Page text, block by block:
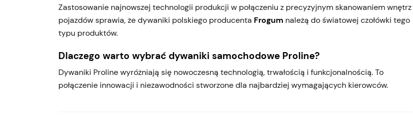
Zastosowanie najnowszej technologii produkcji w połączeniu z precyzyjnym skanowaniem wnętrz
pojazdów sprawia, że dywaniki polskiego producenta Frogum należą do światowej czołówki tego
typu produktów.
Dlaczego warto wybrać dywaniki samochodowe Proline?
Dywaniki Proline wyróżniają się nowoczesną technologią, trwałością i funkcjonalnością. To
połączenie innowacji i niezawodności stworzone dla najbardziej wymagających kierowców.